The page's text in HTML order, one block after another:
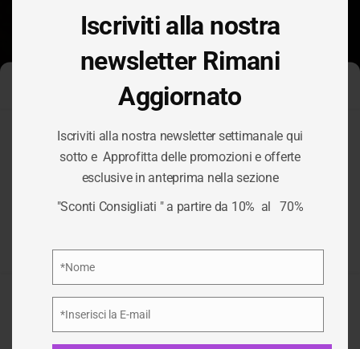
Gestisci Consenso Cookie
Per fornire le migliori esperienze, utilizziamo tecnologie come i
cookie per memorizzare e/o accedere alle informazioni del
dispositivo. Il consenso a queste tecnologie ci permetterà di
elaborare dati come il comportamento di navigazione o ID unici
Accetta
Nega
TAG:NOTEBOOK
HOME/NOTEBOOK
Iscriviti alla nostra
newsletter Rimani
Aggiornato
Iscriviti alla nostra newsletter settimanale qui
sotto e Approfitta delle promozioni e offerte
esclusive in anteprima nella sezione
"Sconti Consigliati " a partire da 10% al 70%
*Nome
*Inserisci la E-mail